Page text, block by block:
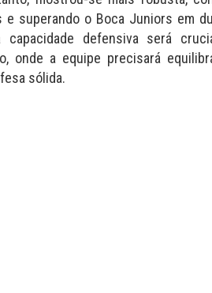
superando o Boca Juniors em
defensiva será
onde a equipe precisará
sólida.